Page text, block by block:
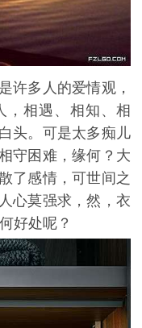
许多人的爱情观，
，相遇、相知、相
头。可是太多痴 儿
守困难，缘何？大
了感情，可世间之
心莫强求，然，衣
好处呢？